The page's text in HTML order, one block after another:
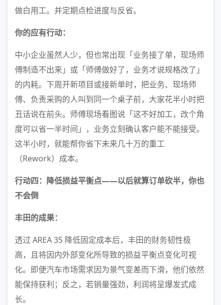
做白用工。并定期点检进度与反省。
你的应有行动：
中小企业虽然人少，但也常出现「业务接了单，现场师
傅制造不出来」或「师傅做好了，业务才说规格改了」
的内耗。下周开新项目或接新单时，把业务、现场师
傅、负责采购的人叫到同一个桌子前，大家花半小时把
丑话说在前头。师傅现场看图说「这不好加工，改个角
度可以省一半时间」，业务立刻确认客户能不能接受。
这半小时，就能帮你省下未来几十万的重工
（Rework）成本。
行动四：降低损益平衡点——以后就算订单砍半，你也
不会倒
丰田的成果：
透过 AREA 35 降低固定成本后，丰田的财务韧性极
高，且将因内外部变化所导致的损益平衡点变化可视
化。即便汽车市场需求因为景气变差而下滑，他们依然
能保持获利；反之，若销量强劲，利润将呈爆发式成
长。